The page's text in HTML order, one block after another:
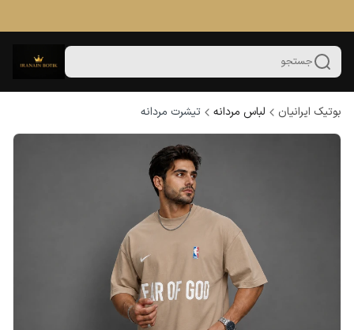
جستجو
بوتیک ایرانیان لباس مردانه تیشرت مردانه